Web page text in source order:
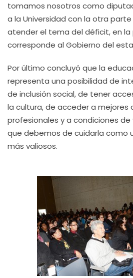
tomamos nosotros como
a la Universidad con la otra
atender el tema del déficit, en la
corresponde al Gobierno del
Por último concluyó que la
representa una posibilidad de
de inclusión social, de tener
la cultura, de acceder a mejores
profesionales y a condiciones
que debemos de cuidarla como
más valiosos.